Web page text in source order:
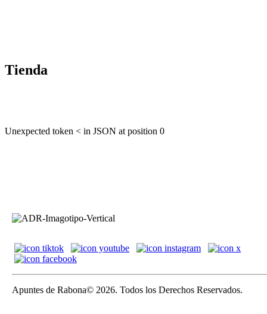
Tienda
Unexpected token < in JSON at position 0
Apuntes de Rabona© 2026. Todos los Derechos Reservados.